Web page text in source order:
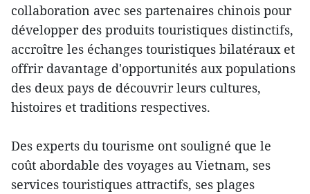
collaboration avec ses partenaires chinois pour
développer des produits touristiques distinctifs,
accroître les échanges touristiques bilatéraux et
offrir davantage d'opportunités aux populations
des deux pays de découvrir leurs cultures,
histoires et traditions respectives.
Des experts du tourisme ont souligné que le
coût abordable des voyages au Vietnam, ses
services touristiques attractifs, ses plages